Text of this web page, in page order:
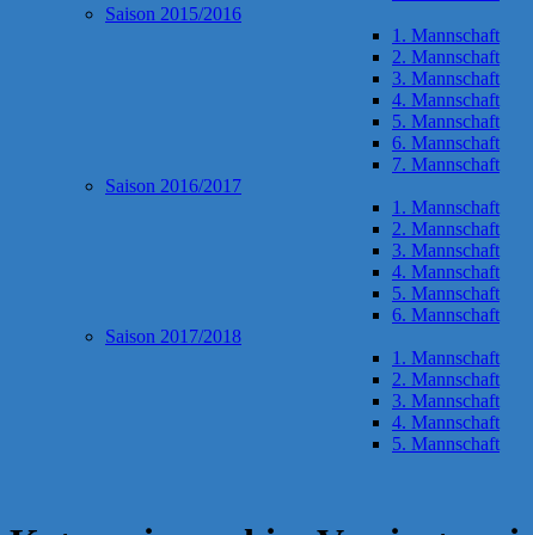
Saison 2015/2016
1. Mannschaft
2. Mannschaft
3. Mannschaft
4. Mannschaft
5. Mannschaft
6. Mannschaft
7. Mannschaft
Saison 2016/2017
1. Mannschaft
2. Mannschaft
3. Mannschaft
4. Mannschaft
5. Mannschaft
6. Mannschaft
Saison 2017/2018
1. Mannschaft
2. Mannschaft
3. Mannschaft
4. Mannschaft
5. Mannschaft